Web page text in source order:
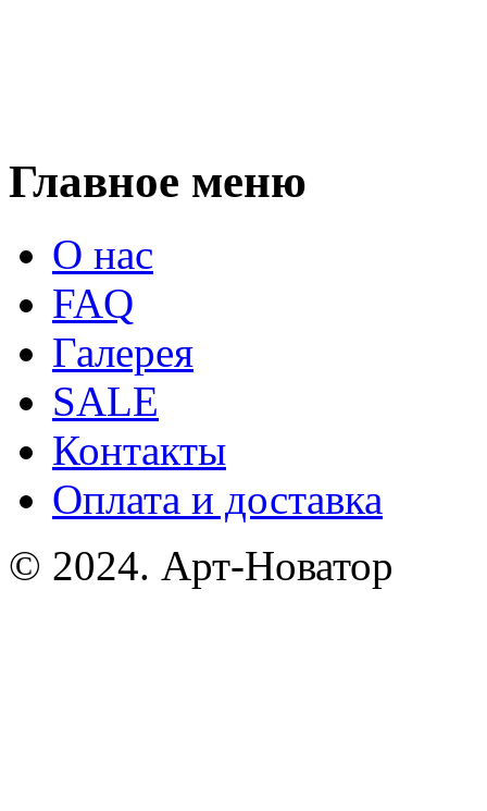
Главное меню
О нас
FAQ
Галерея
SALE
Контакты
Оплата и доставка
© 2024. Арт-Новатор